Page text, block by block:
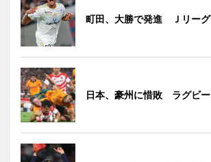
町田、大勝で発進 Ｊリーグ
日本、豪州に惜敗 ラグビー